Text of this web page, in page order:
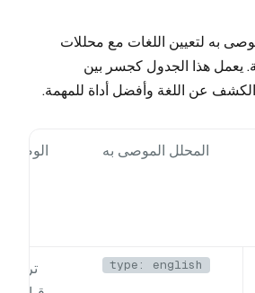
به لتعيين اللغات مع محللات
يعمل هذا الجدول كجسر بين
عن اللغة وأفضل أداة للمهمة.
المحلل الموصى به الوصف
type: english
ترميز